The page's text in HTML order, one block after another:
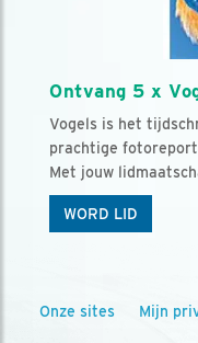
Ontvang 5 x
Vogels is het
prachtige
Met jouw
WORD LID
Onze sites Mijn